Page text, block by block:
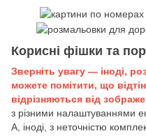
Корисні фішки та
Зверніть увагу — іноді,
можете помітити, що
відрізняються від
з різними налаштуваннями
А, іноді, з неточністю